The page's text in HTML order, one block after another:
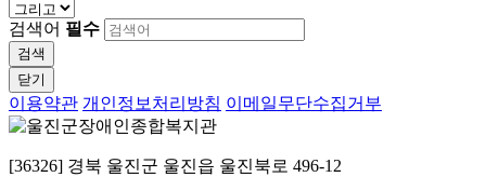
검색어 필수
검색
닫기
이용약관 개인정보처리방침 이메일무단수집거부
[36326] 경북 울진군 울진읍 울진북로 496-12